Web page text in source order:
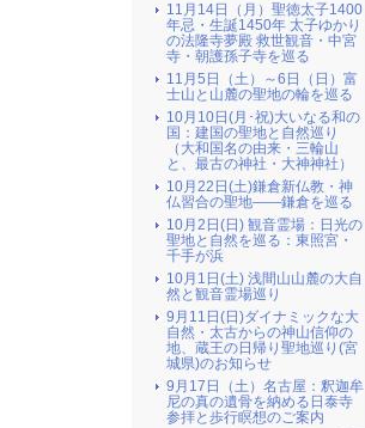
11月14日（月）聖徳太子1400
年忌・生誕1450年 太子ゆかり
の法隆寺夢殿 救世観音・中宮
寺・朝護孫子寺を巡る
11月5日（土）～6日（日）富
士山と山麓の聖地の輪を巡る
10月10日(月･祝)大いなる和の
国：建国の聖地と自然巡り
（大和国名の由来・三輪山
と、最古の神社・大神神社）
10月22日(土)鎌倉新仏教・神
仏習合の聖地――鎌倉を巡る
10月2日(日) 観音霊場：日光の
聖地と自然を巡る：東照宮・
千手が浜
10月1日(土) 浅間山山麓の大自
然と観音霊場巡り
9月11日(日)ダイナミックな大
自然・太古からの神山信仰の
地、蔵王の日帰り聖地巡り(宮
城県)のお知らせ
9月17日（土）名古屋：釈迦牟
尼の真の遺骨を納める日泰寺
参拝と歩行瞑想のご案内